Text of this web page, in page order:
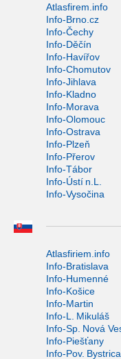
Atlasfirem.info
Info-Brno.cz
Info-Čechy
Info-Děčín
Info-Havířov
Info-Chomutov
Info-Jihlava
Info-Kladno
Info-Morava
Info-Olomouc
Info-Ostrava
Info-Plzeň
Info-Přerov
Info-Tábor
Info-Ústí n.L.
Info-Vysočina
Atlasfiriem.info
Info-Bratislava
Info-Humenné
Info-Košice
Info-Martin
Info-L. Mikuláš
Info-Sp. Nová
Info-Piešťany
Info-Pov. Bystrica